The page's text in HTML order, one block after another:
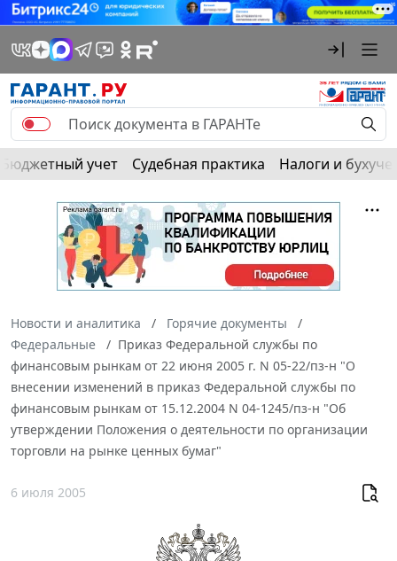
Бюджетный учет Судебная практика Налоги и
Новости и аналитика
Горячие документы
Федеральные
Приказ Федеральной службы по
финансовым рынкам от 22 июня 2005 г. N 05-22/пз-н "О
внесении изменений в приказ Федеральной службы по
финансовым рынкам от 15.12.2004 N 04-1245/пз-н "Об
утверждении Положения о деятельности по организации
торговли на рынке ценных бумаг"
6 июля 2005